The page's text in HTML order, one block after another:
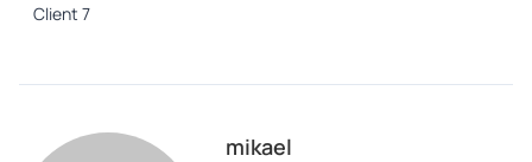
Client 7
mikael